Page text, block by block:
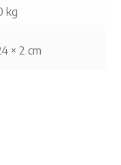
kg
× 2 cm